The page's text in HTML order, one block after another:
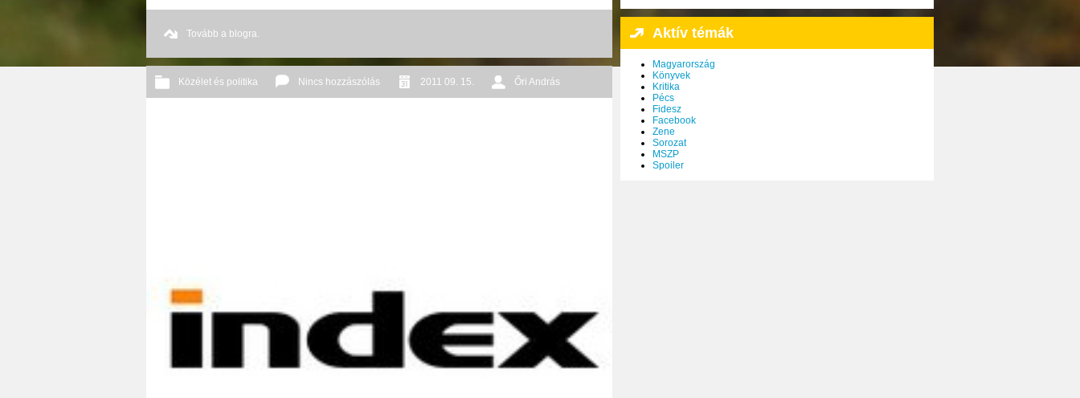
Tovább a blogra.
Közélet és politika Nincs hozzászólás 2011 09. 15. Őri András
Aktív témák
Magyarország
Könyvek
Kritika
Pécs
Fidesz
Facebook
Zene
Sorozat
MSZP
Spoiler